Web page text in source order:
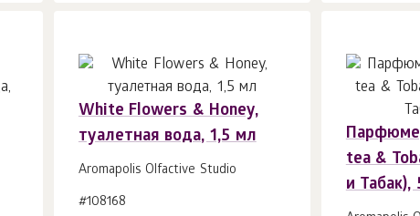
White Flowers & Honey,
туалетная вода, 1,5 мл
Aromapolis Olfactive Studio
#108168
tea &
и Табак),